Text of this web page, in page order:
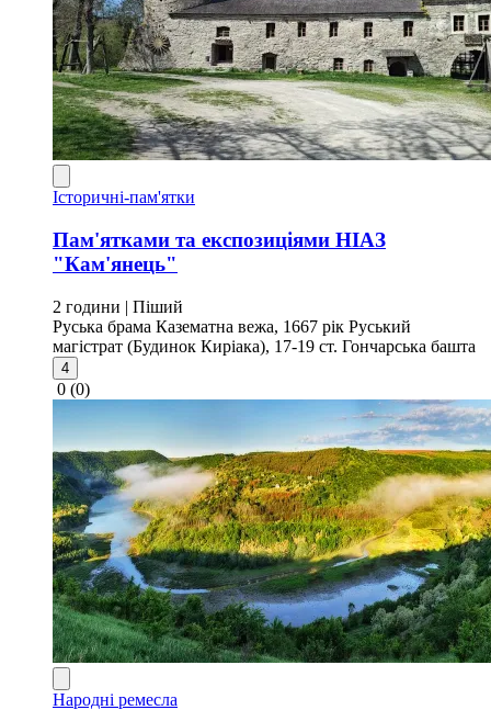
Історичні-пам'ятки
Пам'ятками та експозиціями НІАЗ
"Кам'янець"
2 години | Піший
Руська брама Казематна вежа, 1667 рік Руський
магістрат (Будинок Киріака), 17-19 ст. Гончарська башта
4
0 (0)
Народні ремесла